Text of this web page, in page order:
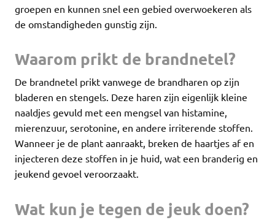
groepen en kunnen snel een gebied overwoekeren als
de omstandigheden gunstig zijn.
Waarom prikt de brandnetel?
De brandnetel prikt vanwege de brandharen op zijn
bladeren en stengels. Deze haren zijn eigenlijk kleine
naaldjes gevuld met een mengsel van histamine,
mierenzuur, serotonine, en andere irriterende stoffen.
Wanneer je de plant aanraakt, breken de haartjes af en
injecteren deze stoffen in je huid, wat een branderig en
jeukend gevoel veroorzaakt.
Wat kun je tegen de jeuk doen?